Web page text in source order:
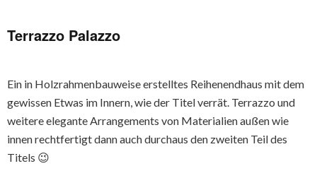
Terrazzo Palazzo
Ein in Holzrahmenbauweise erstelltes Reihenendhaus mit dem
gewissen Etwas im Innern, wie der Titel verrät. Terrazzo und
weitere elegante Arrangements von Materialien außen wie
innen rechtfertigt dann auch durchaus den zweiten Teil des
Titels 😉